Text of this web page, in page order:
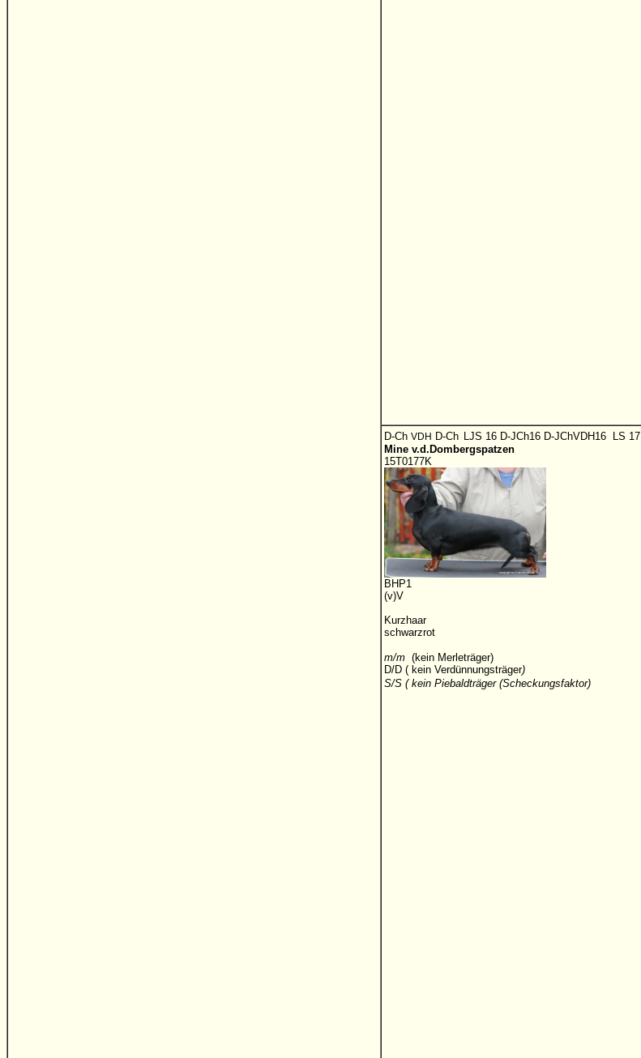
D-Ch VDH D-Ch LJS 16 D-JCh16 D-JChVDH16 LS 17
Mine v.d.Dombergspatzen
15T0177K
BHP1
(v)V
Kurzhaar
schwarzrot
m/m (kein Merleträger)
D/D ( kein Verdünnungsträger)
S/S ( kein Piebaldträger (Scheckungsfaktor)